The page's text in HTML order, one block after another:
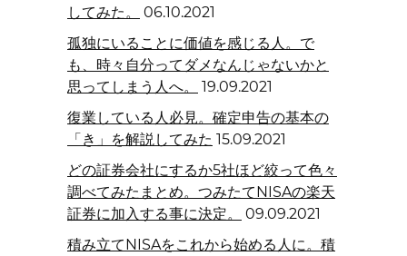
してみた。
06.10.2021
孤独にいることに価値を感じる人。で
も、時々自分ってダメなんじゃないかと
思ってしまう人へ。
19.09.2021
復業している人必見。確定申告の基本の
「き」を解説してみた 15.09.2021
どの証券会社にするか5社ほど絞って色々
調べてみたまとめ。つみたてNISAの楽天
証券に加入する事に決定。
09.09.2021
積み立てNISAをこれから始める人に。積